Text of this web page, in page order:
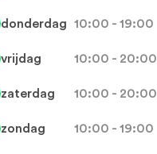
donderdag 10:00 - 19:00
vrijdag 10:00 - 20:00
zaterdag 10:00 - 20:00
zondag 10:00 - 19:00